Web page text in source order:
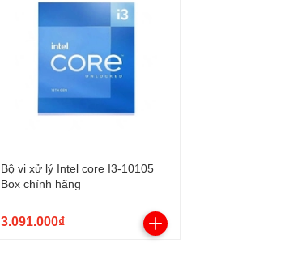
Bộ vi xử lý Intel core I3-10105
Box chính hãng
3.091.000₫